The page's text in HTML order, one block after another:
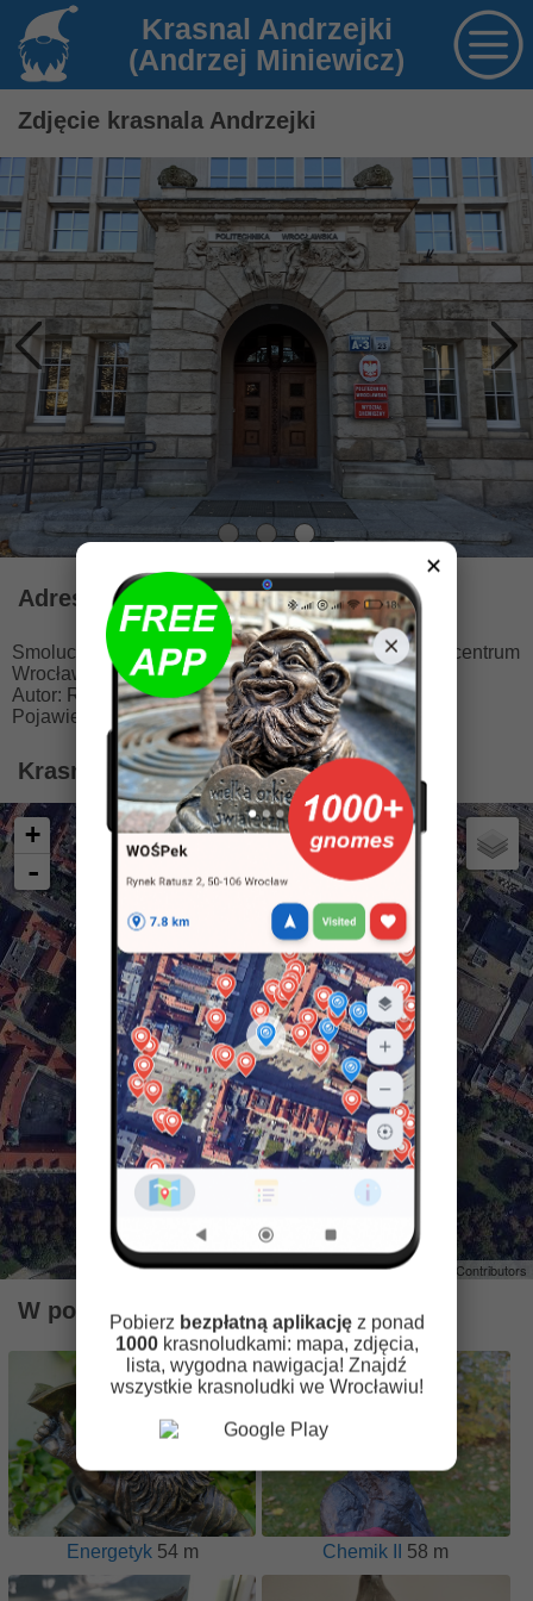
Krasnal Andrzejki
(Andrzej Miniewicz)
Zdjęcie krasnala Andrzejki
Adres
Smoluchowskiego 23, 50-001 Wrocław🚩2.2 km od centrum
Wrocławia
Autor: Ryszard Lech
Pojawienie: 21.09.2023
Krasnal Andrzejki na mapie Wrocławia
+
-
Leaflet| ©OpenStreetMap Contributors
W pobliżu znajdują się krasnale
Energetyk54 m Chemik II 58 m
✕
Pobierz bezpłatną aplikacjęz ponad
1000krasnoludkami: mapa, zdjęcia,
lista, wygodna nawigacja! Znajdź
wszystkie krasnoludki we Wrocławiu!